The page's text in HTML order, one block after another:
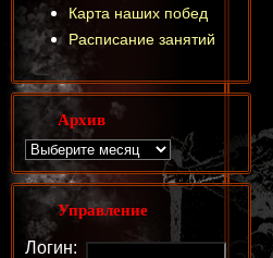
Карта наших побед
Расписание занятий
Архив
Управление
Логин: